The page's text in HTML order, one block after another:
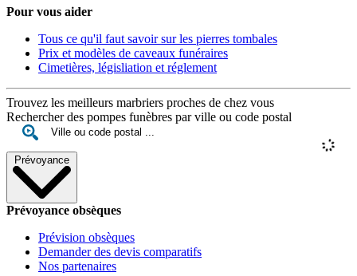
Pour vous aider
Tous ce qu'il faut savoir sur les pierres tombales
Prix et modèles de caveaux funéraires
Cimetières, législiation et réglement
Trouvez les meilleurs marbriers proches de chez vous
Rechercher des pompes funèbres par ville ou code postal
Prévoyance
Prévoyance obsèques
Prévision obsèques
Demander des devis comparatifs
Nos partenaires